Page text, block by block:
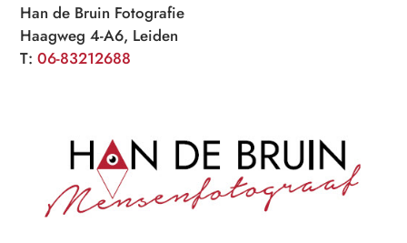
Han de Bruin Fotografie
Haagweg 4-A6, Leiden
T:06-83212688